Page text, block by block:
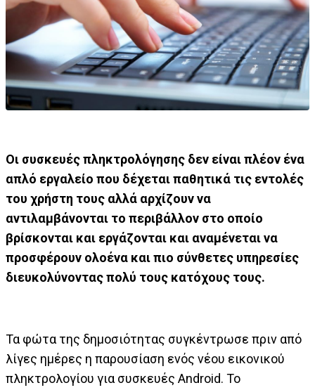
Οι συσκευές πληκτρολόγησης δεν είναι πλέον ένα
απλό εργαλείο που δέχεται παθητικά τις εντολές
του χρήστη τους αλλά αρχίζουν να
αντιλαμβάνονται το περιβάλλον στο οποίο
βρίσκονται και εργάζονται και αναμένεται να
προσφέρουν ολοένα και πιο σύνθετες υπηρεσίες
διευκολύνοντας πολύ τους κατόχους τους.
Τα φώτα της δημοσιότητας συγκέντρωσε πριν από
λίγες ημέρες η παρουσίαση ενός νέου εικονικού
πληκτρολογίου για συσκευές Android. Το